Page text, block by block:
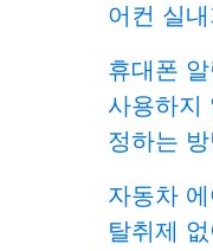
어컨 실
휴대폰
사용하지
정하는 방
자동차
탈취제